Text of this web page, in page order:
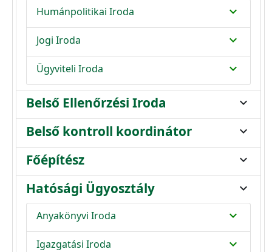
Humánpolitikai Iroda expand_more
Jogi Iroda expand_more
Ügyviteli Iroda expand_more
Belső Ellenőrzési Iroda expand_more
Belső kontroll koordinátor expand_more
Főépítész expand_more
Hatósági Ügyosztály expand_more
Anyakönyvi Iroda expand_more
Igazgatási Iroda expand_more